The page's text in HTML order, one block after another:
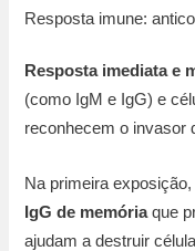
Resposta imune:
Resposta imediata e
(como IgM e IgG) e
reconhecem o invasor
Na primeira
IgG de memóriaque
ajudam a destruir